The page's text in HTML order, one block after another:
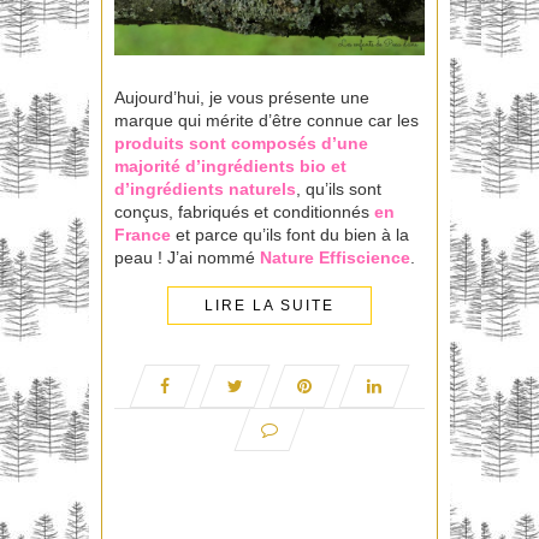
Aujourd’hui, je vous présente une
marque qui mérite d’être connue car les
produits sont composés d’une
majorité d’ingrédients bio et
d’ingrédients naturels, qu’ils sont
conçus, fabriqués et conditionnés en
France et parce qu’ils font du bien à la
peau ! J’ai nommé Nature Effiscience.
LIRE LA SUITE